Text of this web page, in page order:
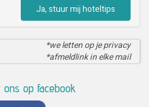
Ja, stuur mij hoteltips
*we letten op je privacy
*afmeldlink in elke mail
op facebook